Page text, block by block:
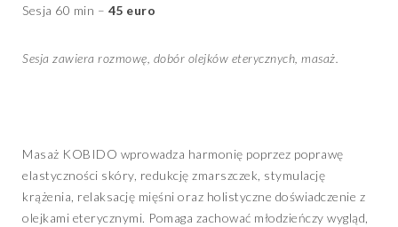
Sesja 60 min – 45 euro
Sesja zawiera rozmowę, dobór olejków eterycznych, masaż.
Masaż KOBIDO wprowadza harmonię poprzez poprawę
elastyczności skóry, redukcję zmarszczek, stymulację
krążenia, relaksację mięśni oraz holistyczne doświadczenie z
olejkami eterycznymi. Pomaga zachować młodzieńczy wygląd,